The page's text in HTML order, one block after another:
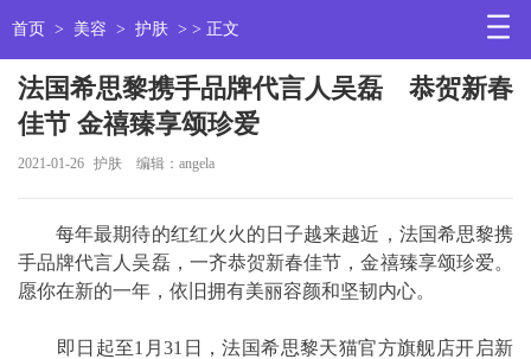
首页 > 美容 > 护肤 > > 正文
法国希思黎携手品牌代言人吴磊 恭贺新春
佳节 金禧臻享颂珍爱
2021-01-26 护肤 编辑：angela
每年最期待的红红火火的日子越来越近，法国希思黎携
手品牌代言人吴磊，一齐恭贺新春佳节，金禧臻享颂珍爱。
愿你在新的一年，依旧拥有美丽容颜和坚韧内心。
即日起至1月31日，法国希思黎天猫官方旗舰店开启新